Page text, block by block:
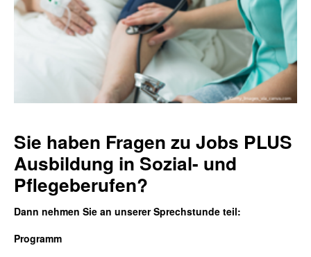
Sie haben Fragen zu Jobs PLUS
Ausbildung in Sozial- und
Pflegeberufen?
Dann nehmen Sie an unserer Sprechstunde teil:
Programm